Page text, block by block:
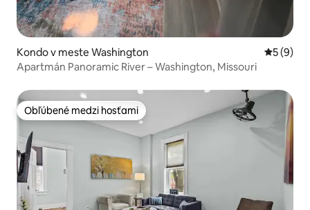
Kondo v meste Washington
5 (9)
Apartmán Panoramic River – Washington, Missouri
Obľúbené medzi hosťami
Obľúbené medzi hosťami